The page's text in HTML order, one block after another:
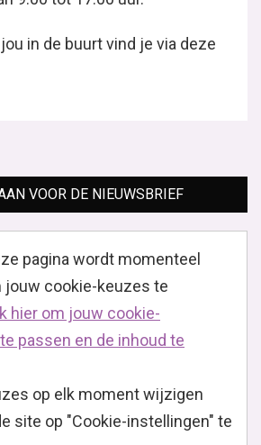
in de buurt vind je via deze
VOOR DE NIEUWSBRIEF
pagina wordt momenteel
jouw cookie-keuzes te
hier om jouw cookie-
passen en de inhoud te
op elk moment wijzigen
site op "Cookie-instellingen" te